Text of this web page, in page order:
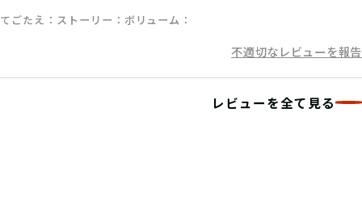
てごたえ ストーリー ボリューム
不適切なレビューを報告
レビューを全て見る